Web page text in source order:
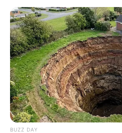
LIHAT
Laras Kinanda
BUZZ DAY